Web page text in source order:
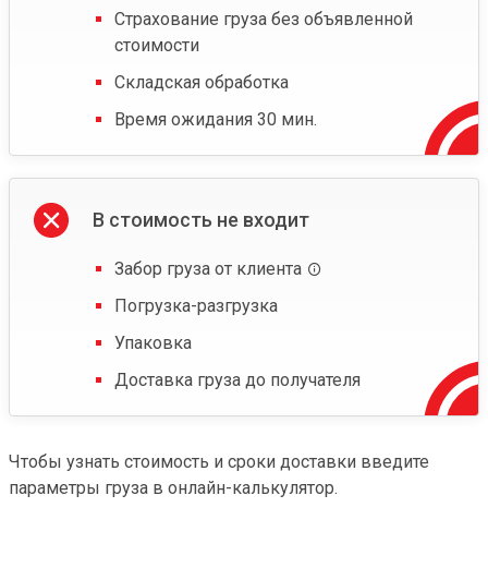
Страхование груза без объявленной
стоимости
Складская обработка
Время ожидания 30 мин.
В стоимость не входит
Забор груза от клиента
Погрузка-разгрузка
Упаковка
Доставка груза до получателя
Чтобы узнать стоимость и сроки доставки введите
параметры груза в онлайн-калькулятор.